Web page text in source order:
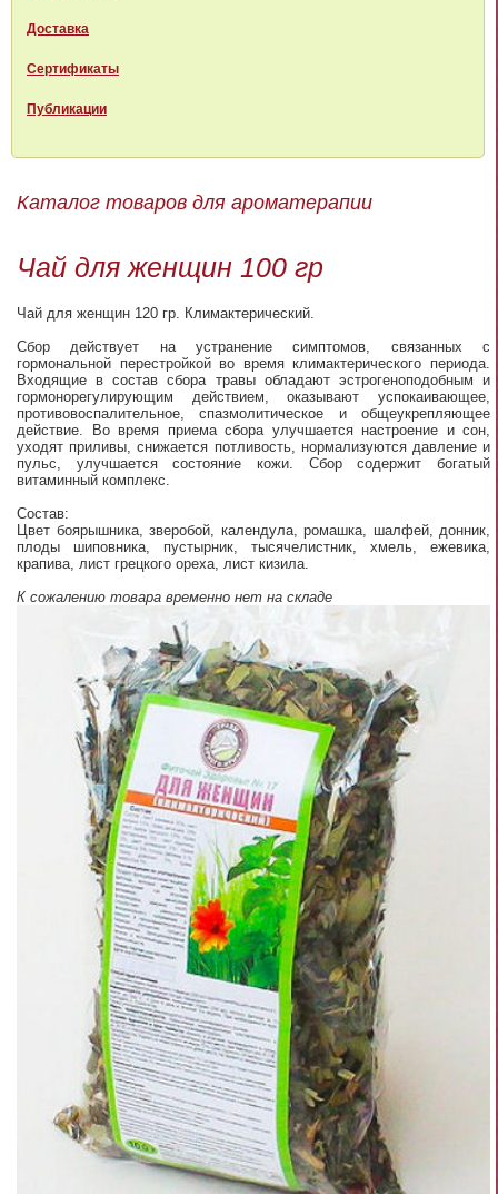
Доставка
Сертификаты
Публикации
Каталог товаров для ароматерапии
Чай для женщин 100 гр
Чай для женщин 120 гр. Климактерический.
Сбор действует на устранение симптомов, связанных с
гормональной перестройкой во время климактерического периода.
Входящие в состав сбора травы обладают эстрогеноподобным и
гормонорегулирующим действием, оказывают успокаивающее,
противовоспалительное, спазмолитическое и общеукрепляющее
действие. Во время приема сбора улучшается настроение и сон,
уходят приливы, снижается потливость, нормализуются давление и
пульс, улучшается состояние кожи. Сбор содержит богатый
витаминный комплекс.
Состав:
Цвет боярышника, зверобой, календула, ромашка, шалфей, донник,
плоды шиповника, пустырник, тысячелистник, хмель, ежевика,
крапива, лист грецкого ореха, лист кизила.
К сожалению товара временно нет на складе